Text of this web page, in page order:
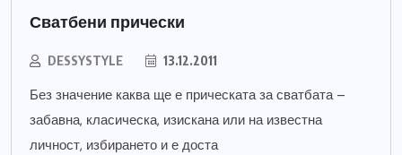
Сватбени прически
DESSYSTYLE 13.12.2011
Без значение каква ще е прическата за сватбата –
забавна, класическа, изискана или на известна
личност, избирането и е доста